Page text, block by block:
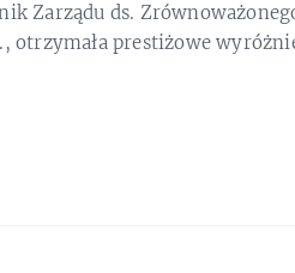
Zarządu ds.
otrzymała prestiżowe